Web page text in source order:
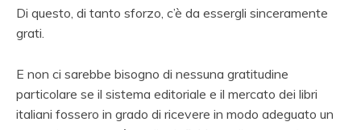
Di questo, di tanto sforzo, c’è da essergli sinceramente
grati.
E non ci sarebbe bisogno di nessuna gratitudine
particolare se il sistema editoriale e il mercato dei libri
italiani fossero in grado di ricevere in modo adeguato un